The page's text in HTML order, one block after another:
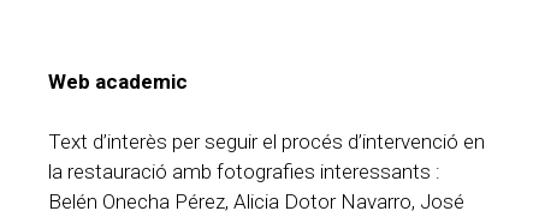
Web academic
Text d’interès per seguir el procés d’intervenció en
la restauració amb fotografies interessants :
Belén Onecha Pérez, Alicia Dotor Navarro, José